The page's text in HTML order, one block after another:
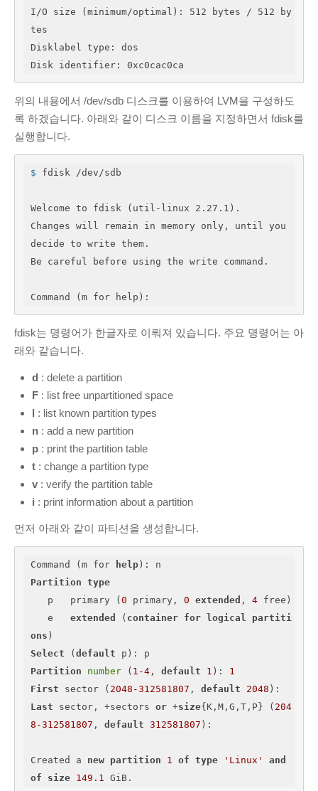
온라인 인증서 뷰어
I/O size (minimum/optimal): 512 bytes / 512 by
tes
Disklabel type: dos
Disk identifier: 0xc0cac0ca
위의 내용에서 /dev/sdb 디스크를 이용하여 LVM을 구성하도
록 하겠습니다. 아래와 같이 디스크 이름을 지정하면서 fdisk를
실행합니다.
$ fdisk /dev/sdb
Welcome to fdisk (util-linux 2.27.1).
Changes will remain in memory only, until you
decide to write them.
Be careful before using the write command.
Command (m for help):
fdisk는 명령어가 한글자로 이뤄져 있습니다. 주요 명령어는 아
래와 같습니다.
d : delete a partition
F : list free unpartitioned space
l : list known partition types
n : add a new partition
p : print the partition table
t : change a partition type
v : verify the partition table
i : print information about a partition
먼저 아래와 같이 파티션을 생성합니다.
Command (m for help
Partition type
   p   primary (
0 primary, 0 extended , 4 free)
   e
extended ( container for logical
partiti
ons
Select (default
Partition
number ( 1 -4 , default 1 ): 1
First sector ( 2048 -312581807 , default 2048
Last sector, +sectors or +size{K,M,G,T,P} ( 204
8 -312581807 , default 312581807 ):
Created a new partition 1 of type 'Linux'
and
of
size 149.1 GiB.